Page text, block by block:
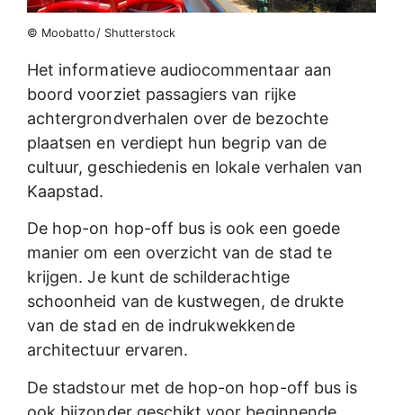
© Moobatto/ Shutterstock
Het informatieve audiocommentaar aan
boord voorziet passagiers van rijke
achtergrondverhalen over de bezochte
plaatsen en verdiept hun begrip van de
cultuur, geschiedenis en lokale verhalen van
Kaapstad.
De hop-on hop-off bus is ook een goede
manier om een overzicht van de stad te
krijgen. Je kunt de schilderachtige
schoonheid van de kustwegen, de drukte
van de stad en de indrukwekkende
architectuur ervaren.
De stadstour met de hop-on hop-off bus is